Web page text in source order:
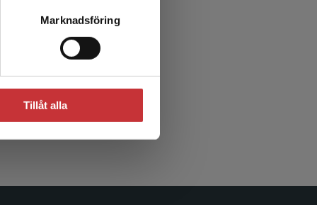
Marknadsföring
Tillåt alla